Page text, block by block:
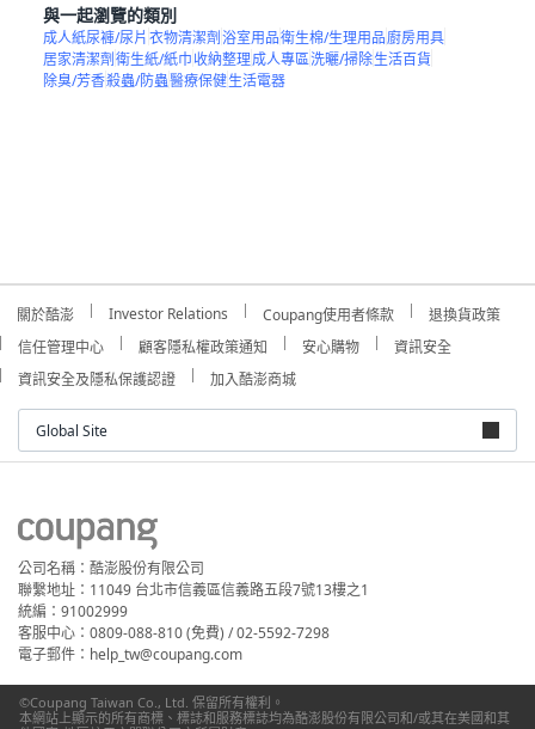
與一起瀏覽的類別
成人紙尿褲/尿片衣物清潔劑浴室用品衛生棉/生理用品廚房用具
居家清潔劑衛生紙/紙巾收納整理成人專區洗曬/掃除生活百貨
除臭/芳香殺蟲/防蟲醫療保健生活電器
關於酷澎 Investor Relations Coupang使用者條款
退換貨政策
信任管理中心
顧客隱私權政策通知 安心購物
資訊安全
資訊安全及隱私保護認證
加入酷澎商城
Global Site
公司名稱：酷澎股份有限公司
聯繫地址：11049 台北市信義區信義路五段7號13樓之1
統編：91002999
客服中心：0809-088-810 (免費) / 02-5592-7298
電子郵件：help_tw@coupang.com
©Coupang Taiwan Co., Ltd. 保留所有權利。
本網站上顯示的所有商標、標誌和服務標誌均為酷澎股份有限公司和/或其在美國和其